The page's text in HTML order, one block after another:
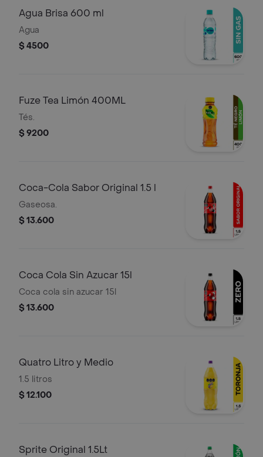
Agua Brisa 600 ml
Agua
$ 4500
Fuze Tea Limón 400ML
Tés.
$ 9200
Coca-Cola Sabor Original 1.5 l
Gaseosa.
$ 13.600
Coca Cola Sin Azucar 15l
Coca cola sin azucar 15l
$ 13.600
Quatro Litro y Medio
1.5 litros
$ 12.100
Sprite Original 1.5Lt